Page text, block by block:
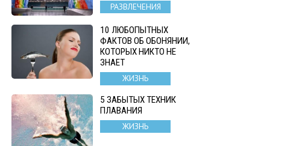
РАЗВЛЕЧЕНИЯ
10 ЛЮБОПЫТНЫХ
ФАКТОВ ОБ ОБОНЯНИИ,
КОТОРЫХ НИКТО НЕ
ЗНАЕТ
ЖИЗНЬ
5 ЗАБЫТЫХ ТЕХНИК
ПЛАВАНИЯ
ЖИЗНЬ